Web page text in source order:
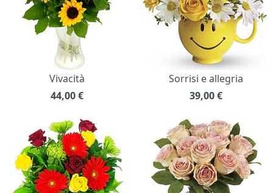
Vivacità
44,00€
Sorrisi e allegria
39,00€